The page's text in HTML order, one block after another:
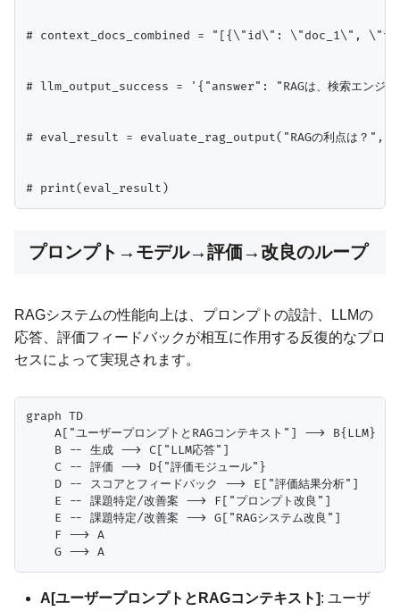
# context_docs_combined = "[{\"id\": \"doc_1\", \"title\":
# llm_output_success = '{"answer": "RAGは、検索エンジ
# eval_result = evaluate_rag_output("RAGの利点は？",
プロンプト→モデル→評価→改良のループ
RAGシステムの性能向上は、プロンプトの設計、LLMの
応答、評価フィードバックが相互に作用する反復的なプロ
セスによって実現されます。
graph TD
    A["ユーザープロンプトとRAGコンテキスト"] --> B{LLM}
    B -- 生成 --> C["LLM応答"]
    C -- 評価 --> D{"評価モジュール"}
    D -- スコアとフィードバック --> E["評価結果分析"]
    E -- 課題特定/改善案 --> F["プロンプト改良"]
    E -- 課題特定/改善案 --> G["RAGシステム改良"]
    F --> A
A[ユーザープロンプトとRAGコンテキスト]: ユーザ